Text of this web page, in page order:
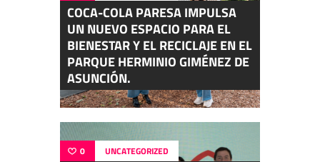
COCA-COLA PARESA IMPULSA
UN NUEVO ESPACIO PARA EL
BIENESTAR Y EL RECICLAJE EN EL
PARQUE HERMINIO GIMÉNEZ DE
ASUNCIÓN.
0 UNCATEGORIZED